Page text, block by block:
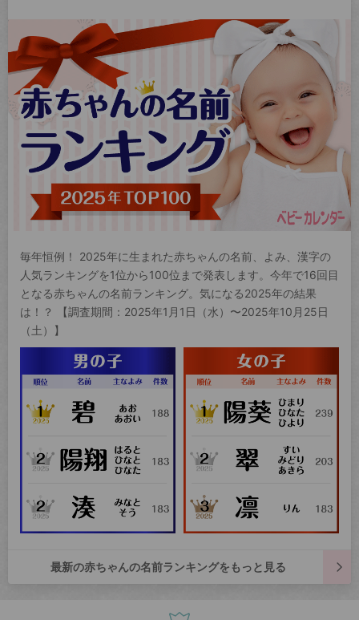
毎年恒例！ 2025年に生まれた赤ちゃんの名前、よみ、漢字の
人気ランキングを1位から100位まで発表します。今年で16回目
となる赤ちゃんの名前ランキング。気になる2025年の結果
は！？ 【調査期間：2025年1月1日（水）〜2025年10月25日
（土）】
最新の赤ちゃんの名前ランキングをもっと見る